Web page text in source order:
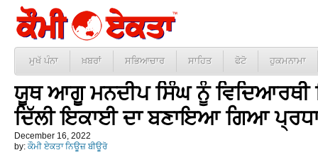
ਮੁਖੱ ਪੰਨਾ ਖ਼ਬਰਾਂ ਸਭਿਆਚਾਰ ਸਾਹਿਤ ਫੋਟੋ ਹੁਕਮਨਾਮਾ
ਯੂਥ ਆਗੂ ਮਨਦੀਪ ਸਿੰਘ ਨੂੰ
ਦਿੱਲੀ ਇਕਾਈ ਦਾ ਬਣਾਇਆ ਗਿਆ
December 16, 2022
by: ਕੌਮੀ ਏਕਤਾ ਨਿਊਜ਼ ਬੀਊਰੋ